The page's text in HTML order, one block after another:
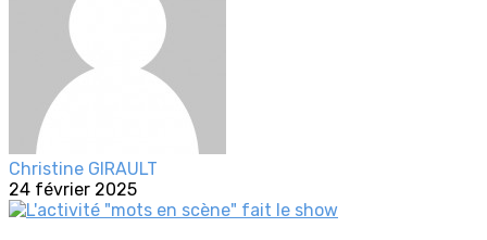
Christine GIRAULT
24 février 2025